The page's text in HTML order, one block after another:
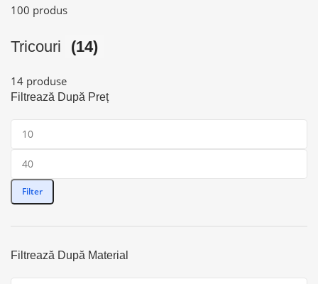
100 produs
Tricouri (14)
14 produse
Filtrează După Preț
Filter
Filtrează După Material